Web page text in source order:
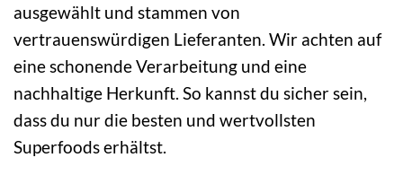
ausgewählt und stammen von
vertrauenswürdigen Lieferanten. Wir achten auf
eine schonende Verarbeitung und eine
nachhaltige Herkunft. So kannst du sicher sein,
dass du nur die besten und wertvollsten
Superfoods erhältst.